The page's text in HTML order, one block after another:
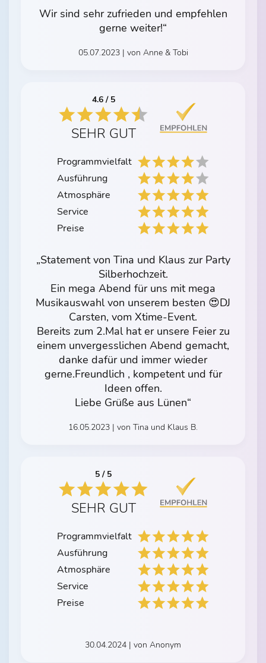
Wir sind sehr zufrieden und empfehlen
gerne weiter!“
05.07.2023 | von Anne & Tobi
4.6 / 5
SEHR GUT
Programmvielfalt
Ausführung
Atmosphäre
Service
Preise
„Statement von Tina und Klaus zur Party
Silberhochzeit.
Ein mega Abend für uns mit mega
Musikauswahl von unserem besten 😍DJ
Carsten, vom Xtime-Event.
Bereits zum 2.Mal hat er unsere Feier zu
einem unvergesslichen Abend gemacht,
danke dafür und immer wieder
gerne.Freundlich , kompetent und für
Ideen offen.
Liebe Grüße aus Lünen“
16.05.2023 | von Tina und Klaus B.
5 / 5
SEHR GUT
Programmvielfalt
Ausführung
Atmosphäre
Service
Preise
30.04.2024 | von Anonym